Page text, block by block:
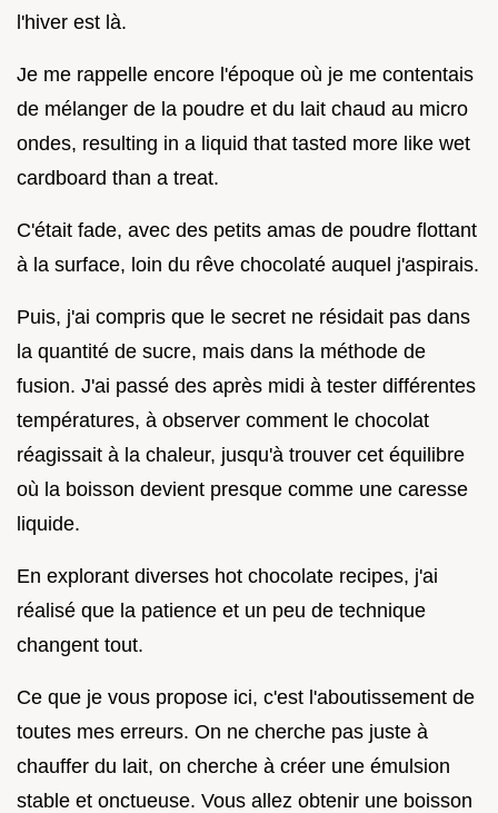
l'hiver est là.
Je me rappelle encore l'époque où je me contentais
de mélanger de la poudre et du lait chaud au micro
ondes, resulting in a liquid that tasted more like wet
cardboard than a treat.
C'était fade, avec des petits amas de poudre flottant
à la surface, loin du rêve chocolaté auquel j'aspirais.
Puis, j'ai compris que le secret ne résidait pas dans
la quantité de sucre, mais dans la méthode de
fusion. J'ai passé des après midi à tester différentes
températures, à observer comment le chocolat
réagissait à la chaleur, jusqu'à trouver cet équilibre
où la boisson devient presque comme une caresse
liquide.
En explorant diverses hot chocolate recipes, j'ai
réalisé que la patience et un peu de technique
changent tout.
Ce que je vous propose ici, c'est l'aboutissement de
toutes mes erreurs. On ne cherche pas juste à
chauffer du lait, on cherche à créer une émulsion
stable et onctueuse. Vous allez obtenir une boisson